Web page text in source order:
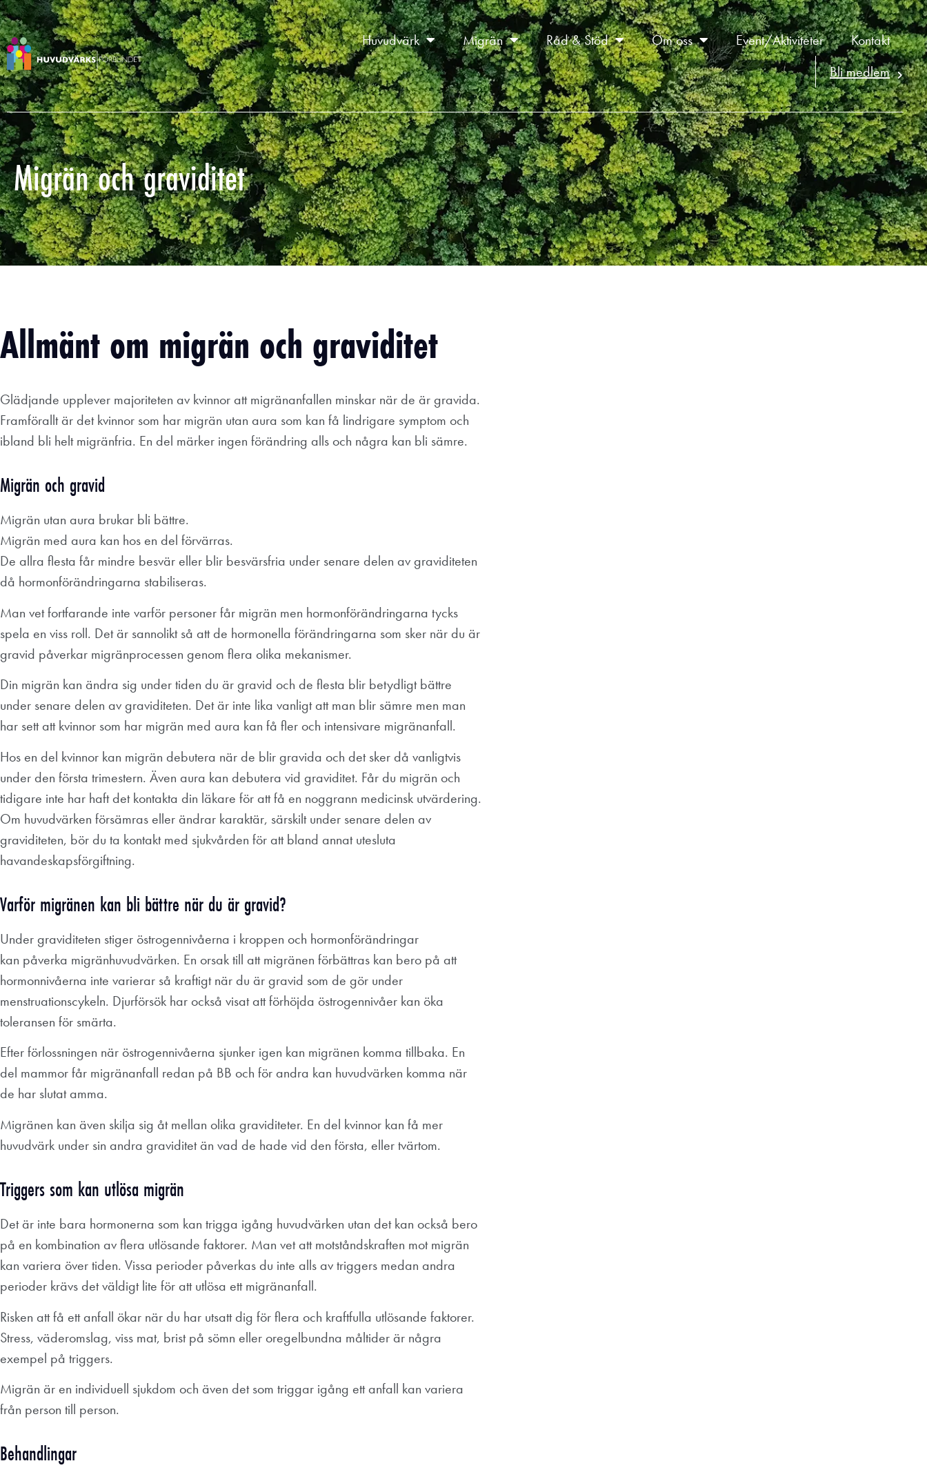
Huvudvärk Migrän Råd & Stöd Om oss Event/Aktiviteter
Kontakt
Bli medlem
Migrän och graviditet
Allmänt om migrän och graviditet
Glädjande upplever majoriteten av kvinnor att migränanfallen minskar när de är gravida.
Framförallt är det kvinnor som har migrän utan aura som kan få lindrigare symptom och
ibland bli helt migränfria. En del märker ingen förändring alls och några kan bli sämre.
Migrän och gravid
Migrän utan aura brukar bli bättre.
Migrän med aura kan hos en del förvärras.
De allra flesta får mindre besvär eller blir besvärsfria under senare delen av graviditeten
då hormonförändringarna stabiliseras.
Man vet fortfarande inte varför personer får migrän men hormonförändringarna tycks
spela en viss roll. Det är sannolikt så att de hormonella förändringarna som sker när du är
gravid påverkar migränprocessen genom flera olika mekanismer.
Din migrän kan ändra sig under tiden du är gravid och de flesta blir betydligt bättre
under senare delen av graviditeten. Det är inte lika vanligt att man blir sämre men man
har sett att kvinnor som har migrän med aura kan få fler och intensivare migränanfall.
Hos en del kvinnor kan migrän debutera när de blir gravida och det sker då vanligtvis
under den första trimestern. Även aura kan debutera vid graviditet. Får du migrän och
tidigare inte har haft det kontakta din läkare för att få en noggrann medicinsk utvärdering.
Om huvudvärken försämras eller ändrar karaktär, särskilt under senare delen av
graviditeten, bör du ta kontakt med sjukvården för att bland annat utesluta
havandeskapsförgiftning.
Varför migränen kan bli bättre när du är gravid?
Under graviditeten stiger östrogennivåerna i kroppen och hormonförändringar
kan påverka migränhuvudvärken. En orsak till att migränen förbättras kan bero på att
hormonnivåerna inte varierar så kraftigt när du är gravid som de gör under
menstruationscykeln. Djurförsök har också visat att förhöjda östrogennivåer kan öka
toleransen för smärta.
Efter förlossningen när östrogennivåerna sjunker igen kan migränen komma tillbaka. En
del mammor får migränanfall redan på BB och för andra kan huvudvärken komma när
de har slutat amma.
Migränen kan även skilja sig åt mellan olika graviditeter. En del kvinnor kan få mer
huvudvärk under sin andra graviditet än vad de hade vid den första, eller tvärtom.
Triggers som kan utlösa migrän
Det är inte bara hormonerna som kan trigga igång huvudvärken utan det kan också bero
på en kombination av flera utlösande faktorer. Man vet att motståndskraften mot migrän
kan variera över tiden. Vissa perioder påverkas du inte alls av triggers medan andra
perioder krävs det väldigt lite för att utlösa ett migränanfall.
Risken att få ett anfall ökar när du har utsatt dig för flera och kraftfulla utlösande faktorer.
Stress, väderomslag, viss mat, brist på sömn eller oregelbundna måltider är några
exempel på triggers.
Migrän är en individuell sjukdom och även det som triggar igång ett anfall kan variera
från person till person.
Behandlingar